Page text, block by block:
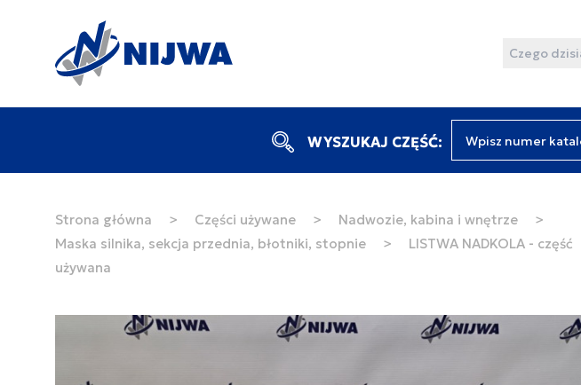
Wyszukaj
Filtruj
WYSZUKAJ CZĘŚĆ:
Strona główna > Części używane > Nadwozie, kabina i wnętrze
>
Maska silnika, sekcja przednia, błotniki, stopnie
>
LISTWA NADKOLA - część
używana